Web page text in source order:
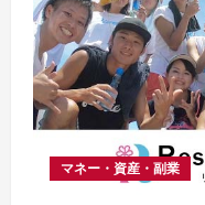
マネー・資産・副業